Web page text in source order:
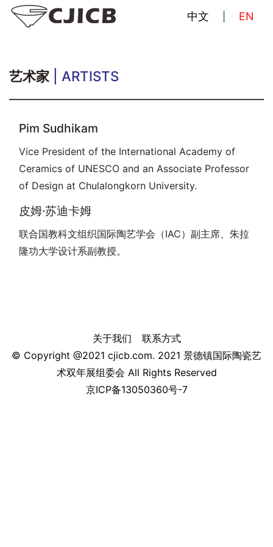
中文 EN
艺术家 | ARTISTS
Pim Sudhikam
Vice President of the International Academy of
Ceramics of UNESCO and an Associate Professor
of Design at Chulalongkorn University.
皮姆·苏迪卡姆
联合国教科文组织国际陶艺学会（IAC）副主席、朱拉
隆功大学设计系副教授。
关于我们
联系方式
© Copyright @2021 cjicb.com. 2021 景德镇国际陶瓷艺
术双年展组委会 All Rights Reserved
京ICP备13050360号-7